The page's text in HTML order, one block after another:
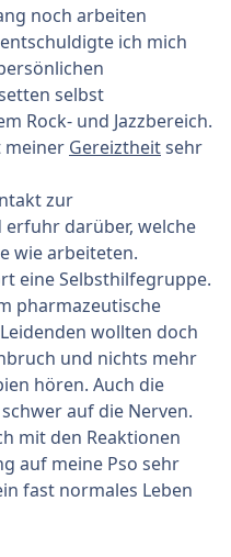
noch arbeiten
ich mich
selbst
Rock- und Jazzbereich.
meiner Gereiztheitsehr
zur
darüber, welche
wie arbeiteten.
eine Selbsthilfegruppe.
pharmazeutische
wollten doch
und nichts mehr
hören. Auch die
auf die Nerven.
mit den Reaktionen
auf meine Pso sehr
fast normales Leben